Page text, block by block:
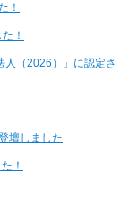
！
！
人（2026）」に認定さ
壇しました
！